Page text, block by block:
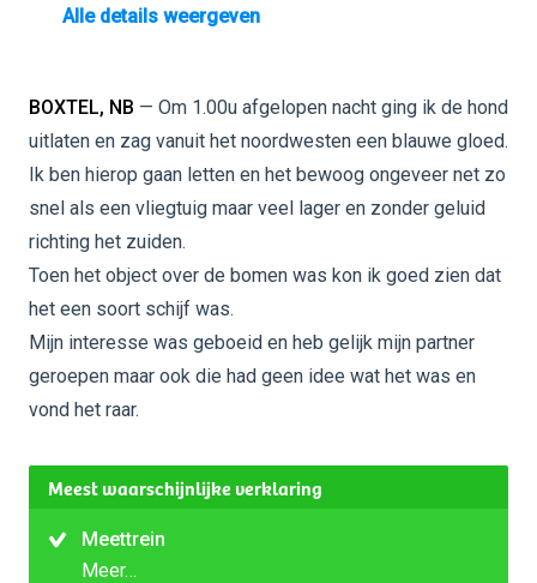
Alle details weergeven
BOXTEL, NB — Om 1.00u afgelopen nacht ging ik de hond
uitlaten en zag vanuit het noordwesten een blauwe gloed.
Ik ben hierop gaan letten en het bewoog ongeveer net zo
snel als een vliegtuig maar veel lager en zonder geluid
richting het zuiden.
Toen het object over de bomen was kon ik goed zien dat
het een soort schijf was.
Mijn interesse was geboeid en heb gelijk mijn partner
geroepen maar ook die had geen idee wat het was en
vond het raar.
Meest waarschijnlijke verklaring
Meettrein
Meer…